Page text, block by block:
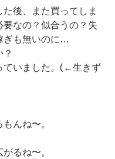
後、また買ってしま
要なの？似合うの？失
ぎも無いのに…
ていました。(←生きず
んね〜。
るね〜。